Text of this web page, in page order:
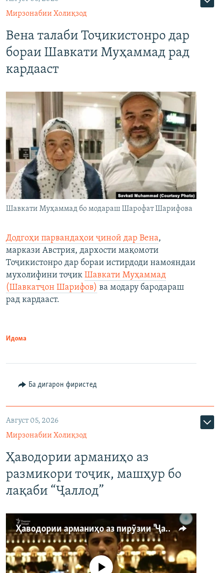
Мирзонабии Холиқзод
Вена талаби Тоҷикистонро дар
бораи Шавкати Муҳаммад рад
кардааст
Шавкати Муҳаммад бо модараш Шарофат Шарифова
Додгоҳи парвандаҳои ҷиноӣ дар Вена,
маркази Австрия, дархости мақомоти
Тоҷикистонро дар бораи истирдоди намояндаи
мухолифини тоҷик Шавкати Муҳаммад
(Шавкатҷон Шарифов) ва модару бародараш
рад кардааст.
Идома
Ба дигарон фиристед
Август 05, 2026
Мирзонабии Холиқзод
Ҳаводории арманиҳо аз
размикори тоҷик, машҳур бо
лақаби “Ҷаллод”
Ҳаводории арманиҳо аз пирӯзии "Ҷаллод"-и тоҷик
Феълан кор намекунад